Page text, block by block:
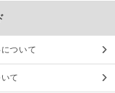
ついて
て